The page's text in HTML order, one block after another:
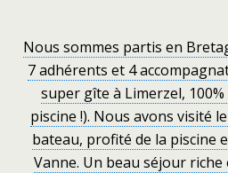
Nous sommes partis en
7 adhérents et 4
super gîte à Limerzel, 100%
piscine !). Nous avons visité
bateau, profité de la piscine
Vanne. Un beau séjour